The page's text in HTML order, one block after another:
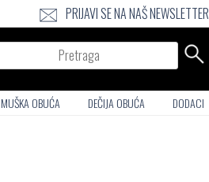
PRIJAVI SE NA NAŠ NEWSLETTER
MUŠKA OBUĆA DEČIJA OBUĆA DODACI